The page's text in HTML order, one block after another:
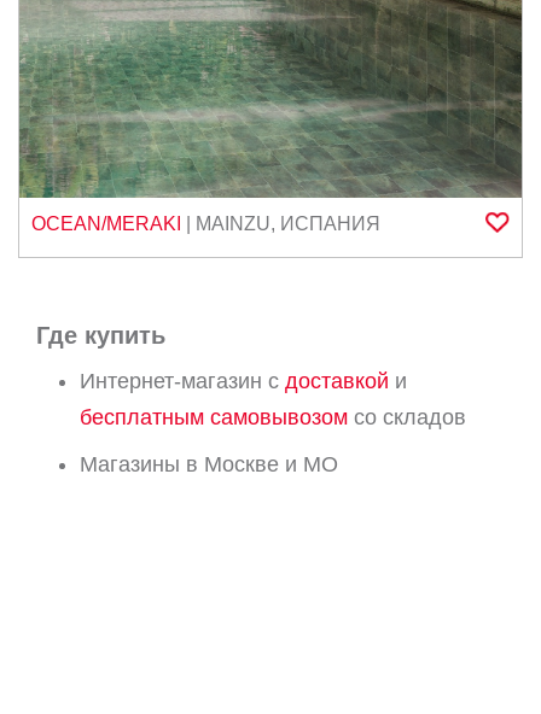
OCEAN/MERAKI MAINZU, ИСПАНИЯ
Где купить
Интернет-магазин с доставкой и
бесплатным самовывозом со складов
Магазины в Москве и МО